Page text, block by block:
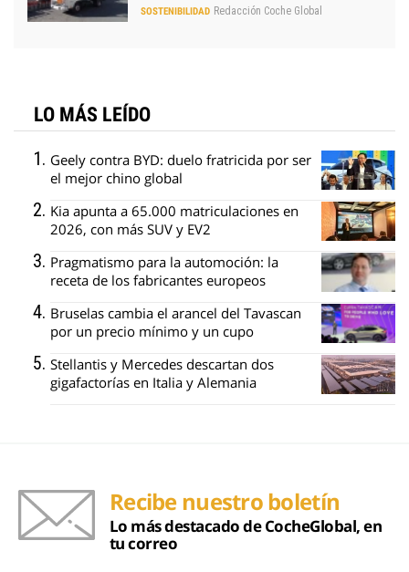
SOSTENIBILIDAD Redacción Coche Global
LO MÁS LEÍDO
Geely contra BYD: duelo fratricida por ser
el mejor chino global
Kia apunta a 65.000 matriculaciones en
2026, con más SUV y EV2
Pragmatismo para la automoción: la
receta de los fabricantes europeos
Bruselas cambia el arancel del Tavascan
por un precio mínimo y un cupo
Stellantis y Mercedes descartan dos
gigafactorías en Italia y Alemania
Recibe nuestro boletín
Lo más destacado de CocheGlobal, en
tu correo